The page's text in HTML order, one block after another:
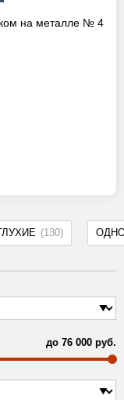
(130)
до 76 000 руб.
на металле № 4